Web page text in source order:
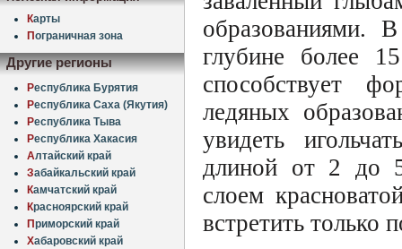
Карты
Пограничная зона
Другие регионы
Республика Бурятия
Республика Саха (Якутия)
Республика Тыва
Республика Хакасия
Алтайский край
Забайкальский край
Камчатский край
Красноярский край
Приморский край
Хабаровский край
образованиями.
глубине более
способствует
ледяных
увидеть
длиной от 2 до
слоем
встретить только